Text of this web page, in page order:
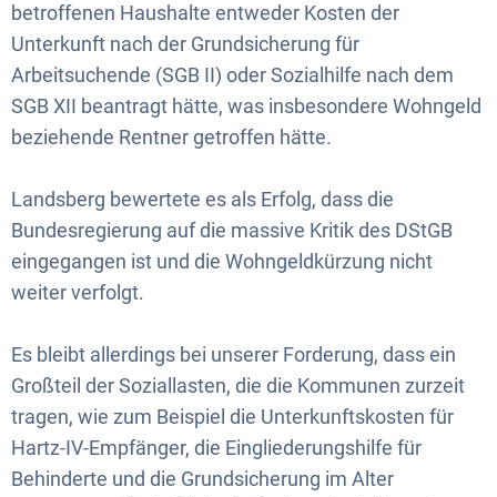
betroffenen Haushalte entweder Kosten der
Unterkunft nach der Grundsicherung für
Arbeitsuchende (SGB II) oder Sozialhilfe nach dem
SGB XII beantragt hätte, was insbesondere Wohngeld
beziehende Rentner getroffen hätte.
Landsberg bewertete es als Erfolg, dass die
Bundesregierung auf die massive Kritik des DStGB
eingegangen ist und die Wohngeldkürzung nicht
weiter verfolgt.
Es bleibt allerdings bei unserer Forderung, dass ein
Großteil der Soziallasten, die die Kommunen zurzeit
tragen, wie zum Beispiel die Unterkunftskosten für
Hartz-IV-Empfänger, die Eingliederungshilfe für
Behinderte und die Grundsicherung im Alter